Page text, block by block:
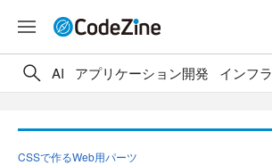
AI アプリケーション開発 インフラ
CSSで作るWeb用パーツ